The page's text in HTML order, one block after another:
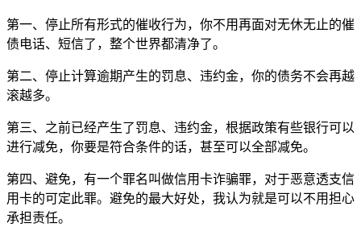
第一、停止所有形式的催收行为，你不用再面对无休无止的催
债电话、短信了，整个世界都清净了。
第二、停止计算逾期产生的罚息、违约金，你的债务不会再越
滚越多。
第三、之前已经产生了罚息、违约金，根据政策有些银行可以
进行减免，你要是符合条件的话，甚至可以全部减免。
第四、避免，有一个罪名叫做信用卡诈骗罪，对于恶意透支信
用卡的可定此罪。避免的最大好处，我认为就是可以不用担心
承担责任。